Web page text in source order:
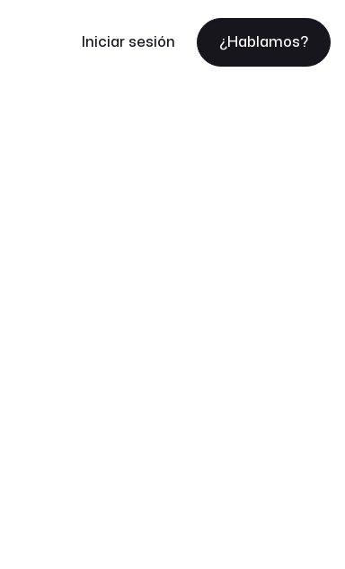
Iniciar sesión ¿Hablamos?